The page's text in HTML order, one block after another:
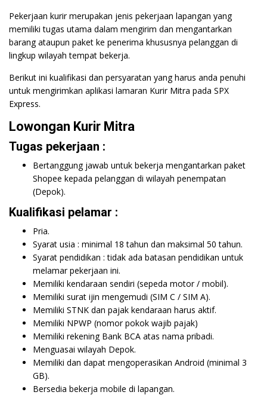
Pekerjaan kurir merupakan jenis pekerjaan lapangan yang
memiliki tugas utama dalam mengirim dan mengantarkan
barang ataupun paket ke penerima khususnya pelanggan di
lingkup wilayah tempat bekerja.
Berikut ini kualifikasi dan persyaratan yang harus anda penuhi
untuk mengirimkan aplikasi lamaran Kurir Mitra pada SPX
Express.
Lowongan Kurir Mitra
Tugas pekerjaan :
Bertanggung jawab untuk bekerja mengantarkan paket
Shopee kepada pelanggan di wilayah penempatan
(Depok).
Kualifikasi pelamar :
Pria.
Syarat usia : minimal 18 tahun dan maksimal 50 tahun.
Syarat pendidikan : tidak ada batasan pendidikan untuk
melamar pekerjaan ini.
Memiliki kendaraan sendiri (sepeda motor / mobil).
Memiliki surat ijin mengemudi (SIM C / SIM A).
Memiliki STNK dan pajak kendaraan harus aktif.
Memiliki NPWP (nomor pokok wajib pajak)
Memiliki rekening Bank BCA atas nama pribadi.
Menguasai wilayah Depok.
Memiliki dan dapat mengoperasikan Android (minimal 3
GB).
Bersedia bekerja mobile di lapangan.